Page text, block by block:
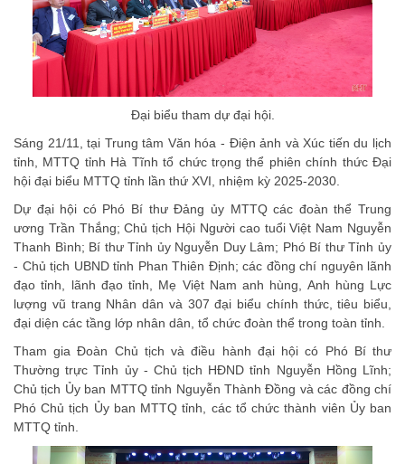
Đại biểu tham dự đại hội.
Sáng 21/11, tại Trung tâm Văn hóa - Điện ảnh và Xúc tiến du lịch
tỉnh, MTTQ tỉnh Hà Tĩnh tổ chức trọng thể phiên chính thức Đại
hội đại biểu MTTQ tỉnh lần thứ XVI, nhiệm kỳ 2025-2030.
Dự đại hội có Phó Bí thư Đảng ủy MTTQ các đoàn thể Trung
ương Trần Thắng; Chủ tịch Hội Người cao tuổi Việt Nam Nguyễn
Thanh Bình; Bí thư Tỉnh ủy Nguyễn Duy Lâm; Phó Bí thư Tỉnh ủy
- Chủ tịch UBND tỉnh Phan Thiên Định; các đồng chí nguyên lãnh
đạo tỉnh, lãnh đạo tỉnh, Mẹ Việt Nam anh hùng, Anh hùng Lực
lượng vũ trang Nhân dân và 307 đại biểu chính thức, tiêu biểu,
đại diện các tầng lớp nhân dân, tổ chức đoàn thể trong toàn tỉnh.
Tham gia Đoàn Chủ tịch và điều hành đại hội có Phó Bí thư
Thường trực Tỉnh ủy - Chủ tịch HĐND tỉnh Nguyễn Hồng Lĩnh;
Chủ tịch Ủy ban MTTQ tỉnh Nguyễn Thành Đồng và các đồng chí
Phó Chủ tịch Ủy ban MTTQ tỉnh, các tổ chức thành viên Ủy ban
MTTQ tỉnh.